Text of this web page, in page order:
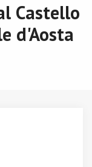
Castello
d'Aosta